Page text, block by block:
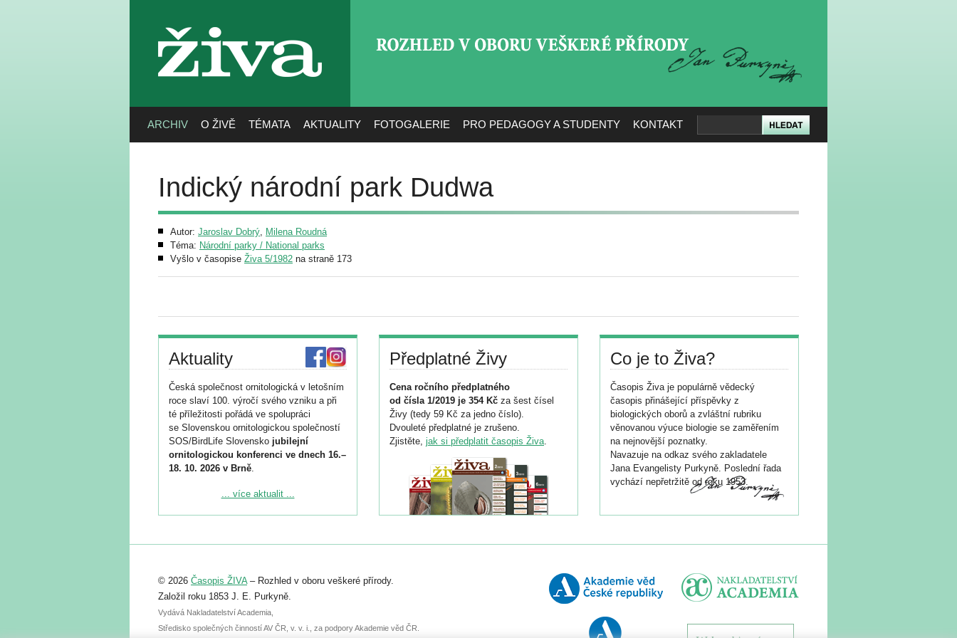
živa
ARCHIV O ŽIVĚ TÉMATA AKTUALITY FOTOGALERIE PRO PEDAGOGY A STUDENTY KONTAKT
Indický národní park Dudwa
Autor: Jaroslav Dobrý, Milena Roudná
Téma: Národní parky / National parks
Vyšlo v časopise Živa 5/1982 na straně 173
Aktuality
Česká společnost ornitologická v letošním
roce slaví 100. výročí svého vzniku a při
té příležitosti pořádá ve spolupráci
se Slovenskou ornitologickou společností
SOS/BirdLife Slovensko jubilejní
ornitologickou konferenci ve dnech 16.–
18. 10. 2026 v Brně.
Podrobnější informace ke konferenci
Registrovat se můžete do 6. září.
abstraktu přihlášené přednášky nebo
posteru je už 30. června.
... více aktualit ...
Předplatné Živy
Cena ročního předplatného
od čísla 1/2019 je 354 Kč za šest čísel
Živy (tedy 59 Kč za jedno číslo).
Dvouleté předplatné je zrušeno.
Zjistěte, jak si předplatit časopis Živa.
Co je to Živa?
Časopis Živa je populárně vědecký
časopis přinášející příspěvky z
biologických oborů a zvláštní rubriku
věnovanou výuce biologie se zaměřením
na nejnovější poznatky.
Navazuje na odkaz svého zakladatele
Jana Evangelisty Purkyně. Poslední řada
vychází nepřetržitě od roku 1953.
© 2026 Časopis ŽIVA– Rozhled v oboru veškeré přírody.
Založil roku 1853 J. E. Purkyně.
Vydává Nakladatelství Academia,
Středisko společných činností AV ČR, v. v. i., za podpory Akademie věd ČR.